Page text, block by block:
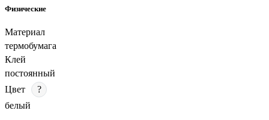
Физические
Материал
термобумага
Клей
постоянный
Цвет
?
белый